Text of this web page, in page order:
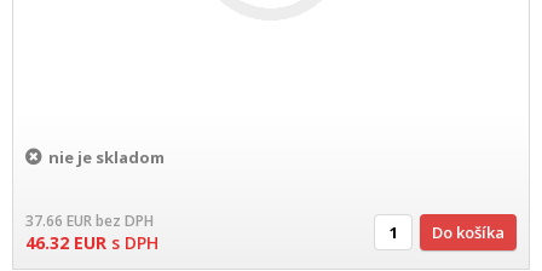
nie je skladom
37.66 EURbez DPH
46.32 EUR s DPH Do košíka